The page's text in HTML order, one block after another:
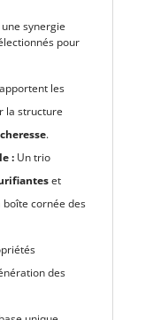
synergie
pour
les
la structure
.
:Un trio
et
cornée des
des